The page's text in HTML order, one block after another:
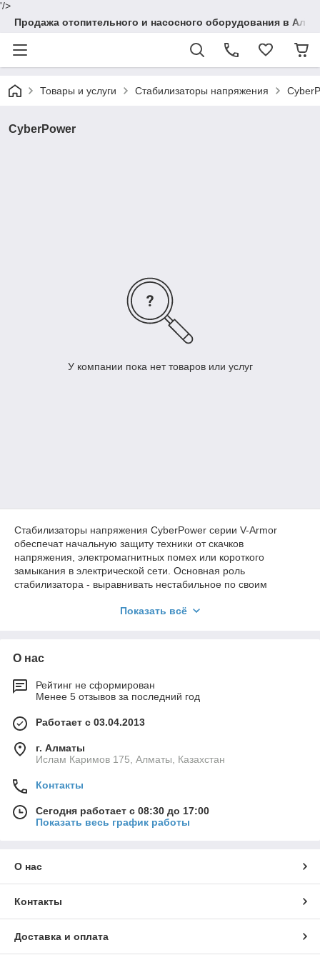
'/>
Продажа отопительного и насосного оборудования в
Товары и услуги Стабилизаторы напряжения
CyberPower
У компании пока нет товаров или услуг
Стабилизаторы напряжения CyberPower серии V-Armor
обеспечат начальную защиту техники от скачков
напряжения, электромагнитных помех или короткого
замыкания в электрической сети. Основная роль
стабилизатора - выравнивать нестабильное по своим
значений, обеспечивая, таким образом, эффективную
обеспечить автономную работу техники во время
отключения электричества. Это хорошее решение для
дачного, летнего дома или для районов с нестабильным
напряжением, но редкими отключениями электричества.
Показать всё
О нас
Рейтинг не сформирован
Менее 5 отзывов за последний год
Работает с 03.04.2013
г. Алматы
Ислам Каримов 175, Алматы, Казахстан
Контакты
Сегодня работает с 08:30 до 17:00
Показать весь график работы
О нас
Контакты
Доставка и оплата